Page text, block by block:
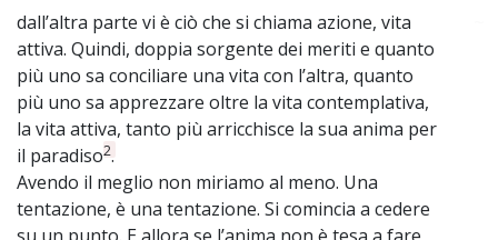
dall’altra parte vi è ciò che si chiama azione, vita
attiva. Quindi, doppia sorgente dei meriti e quanto
più uno sa conciliare una vita con l’altra, quanto
più uno sa apprezzare oltre la vita contemplativa,
la vita attiva, tanto più arricchisce la sua anima per
il paradiso2.
Avendo il meglio non miriamo al meno. Una
tentazione, è una tentazione. Si comincia a cedere